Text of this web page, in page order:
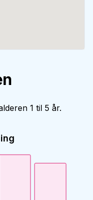
1 til 5 år.